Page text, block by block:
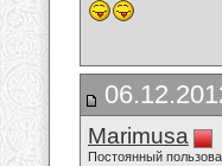
Marimusa
Постоянный